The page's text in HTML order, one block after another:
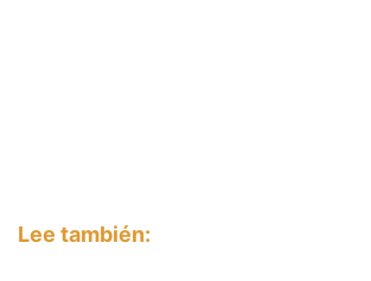
Lee también: